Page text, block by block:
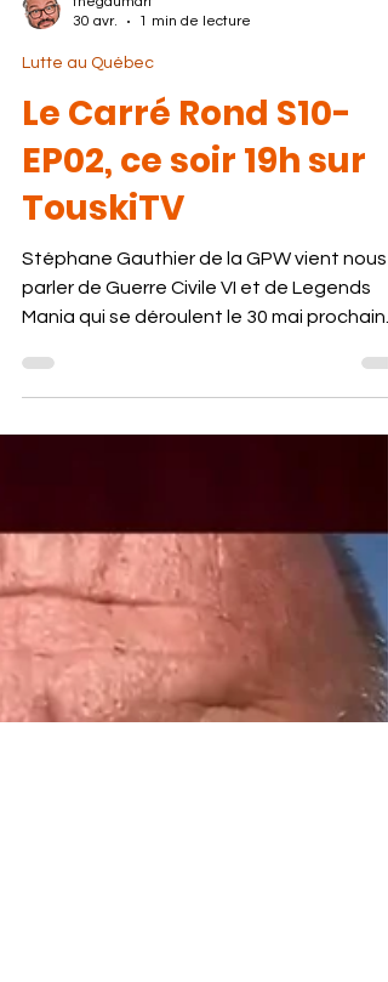
30 avr.
Le Carré Rond S10-
EP02, ce soir 19h sur
TouskiTV
Stéphane Gauthier de la GPW vient nous
parler de Guerre Civile VI et de Legends